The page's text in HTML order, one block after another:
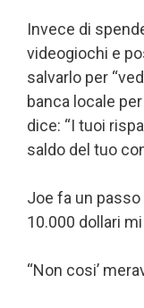
Invece di
videogiochi e
salvarlo per
banca locale
dice: “I tuoi
saldo del tuo
Joe fa un passo
10.000 dollari
“Non cosi’